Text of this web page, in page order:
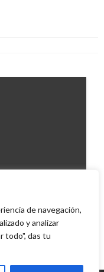
de navegación,
y analizar
todo", das tu
de la vía